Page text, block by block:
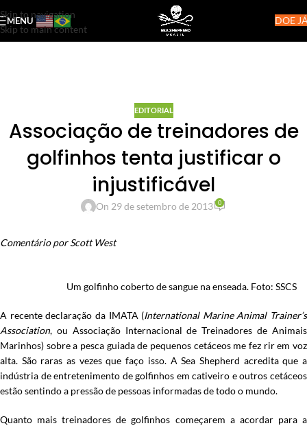
Skip to navigation
Skip to main content
MENU DOE
EDITORIAL
Associação de treinadores de
golfinhos tenta justificar o
injustificável
On 29 de setembro de 2013 0
Comentário por Scott West
Um golfinho coberto de sangue na enseada. Foto: SSCS
A recente declaração da IMATA (International Marine Animal Trainer’s
Association, ou Associação Internacional de Treinadores de Animais
Marinhos) sobre a pesca guiada de pequenos cetáceos me fez rir em voz
alta. São raras as vezes que faço isso. A Sea Shepherd acredita que a
indústria de entretenimento de golfinhos em cativeiro e outros cetáceos
estão sentindo a pressão de pessoas informadas de todo o mundo.
Quanto mais treinadores de golfinhos começarem a acordar para a